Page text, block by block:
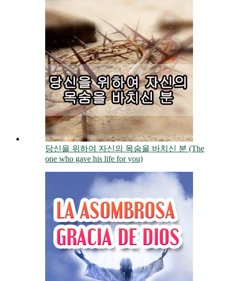
당신을 위하여 자신의 목숨을 바치신 분 (The
one who gave his life for you)